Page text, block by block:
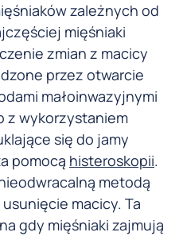
zależnych od
mięśniaki
zmian z macicy
przez otwarcie
małoinwazyjnymi
z wykorzystaniem
się do jamy
pomocą histeroskopii.
metodą
macicy. Ta
gdy mięśniaki zajmują